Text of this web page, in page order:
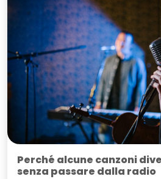
Perché alcune canzoni
senza passare dalla radio